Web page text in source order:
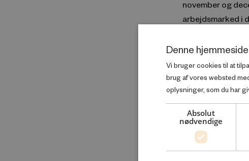
november og
arbejdsmarked i
Denne
Vi bruger cookies til at
brug af vores websted
oplysninger, som du har
Absolut
nødvendige